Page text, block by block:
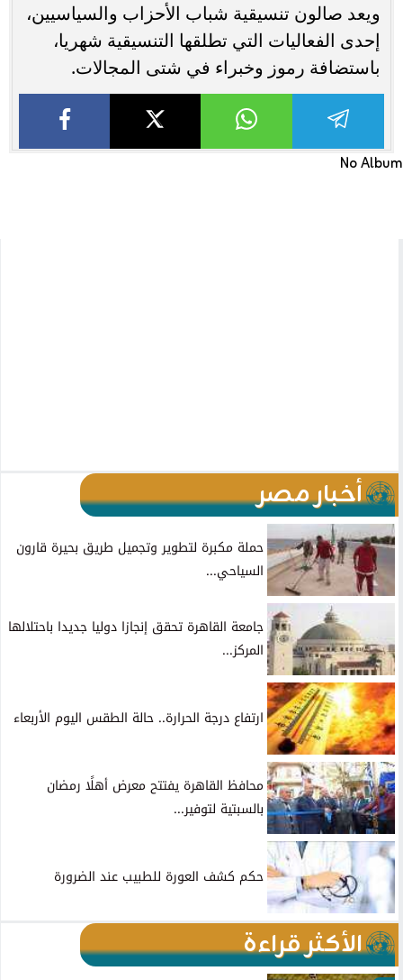
ويعد صالون تنسيقية شباب الأحزاب والسياسيين،
إحدى الفعاليات التي تطلقها التنسيقية شهريا،
باستضافة رموز وخبراء في شتى المجالات.
No Album
أخبار مصر
حملة مكبرة لتطوير وتجميل طريق بحيرة قارون
السياحي...
جامعة القاهرة تحقق إنجازا دوليا جديدا باحتلالها
المركز...
ارتفاع درجة الحرارة.. حالة الطقس اليوم الأربعاء
محافظ القاهرة يفتتح معرض أهلًا رمضان
بالسبتية لتوفير...
حكم كشف العورة للطبيب عند الضرورة
الأكثر قراءة